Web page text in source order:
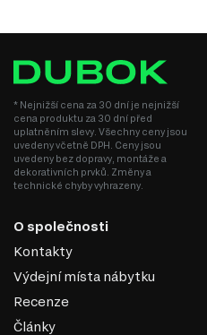
* Nejnižší cena za 30 dní je nejnižší
cena produktu za 30 dní před
uplatněním slevy. Všechny ceny jsou
uvedeny včetně DPH. Ceny jsou
uvedeny bez dopravy, montáže a
dekorativních prvků. Změny a
technické chyby vyhrazeny.
O společnosti
Kontakty
Výdejní místa nábytku
Recenze
Články